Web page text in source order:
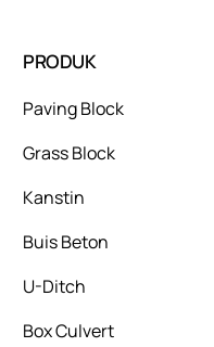
PRODUK
Paving Block
Grass Block
Kanstin
Buis Beton
U-Ditch
Box Culvert